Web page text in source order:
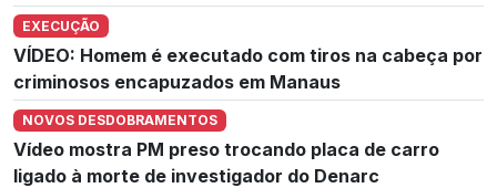
EXECUÇÃO
VÍDEO: Homem é executado com tiros na cabeça por
criminosos encapuzados em Manaus
NOVOS DESDOBRAMENTOS
Vídeo mostra PM preso trocando placa de carro
ligado à morte de investigador do Denarc